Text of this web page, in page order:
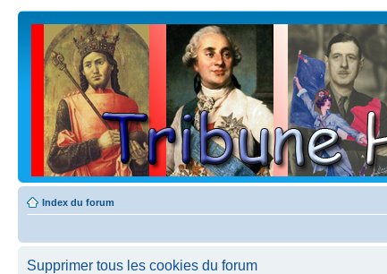
Index du forum
Supprimer tous les cookies du forum